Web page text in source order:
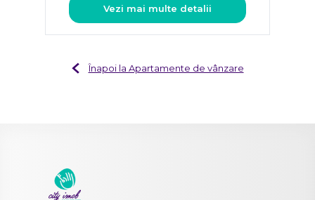
Vezi mai multe detalii
Înapoi la Apartamente de vânzare